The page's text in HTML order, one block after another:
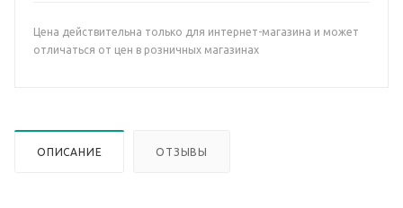
Цена действительна только для интернет-магазина и может
отличаться от цен в розничных магазинах
ОПИСАНИЕ ОТЗЫВЫ